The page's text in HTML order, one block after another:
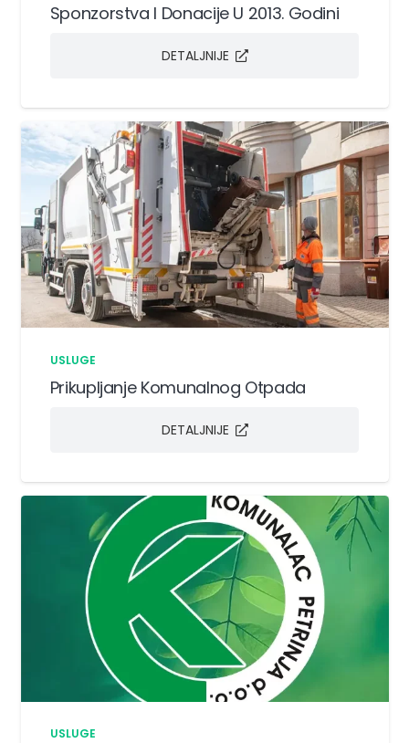
Sponzorstva I Donacije U 2013. Godini
DETALJNIJE
USLUGE
Prikupljanje Komunalnog Otpada
DETALJNIJE
USLUGE